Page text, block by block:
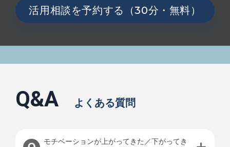
活用相談を予約する（30分・無料）
Q&A よくある質問
モチベーションが上がってきた／下がってき